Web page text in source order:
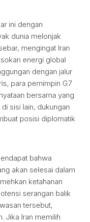
ini dengan
dunia melonjak
mengingat Iran
energi global
dengan jalur
para pemimpin G7
bersama yang
sisi lain, dukungan
posisi diplomatik
bahwa
akan selesai dalam
ketahanan
serangan balik
tersebut,
Jika Iran memilih